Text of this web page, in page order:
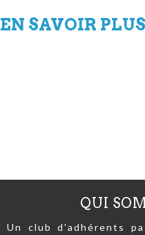
EN SAVOIR PLUS
QUI
Un club d'adhérents